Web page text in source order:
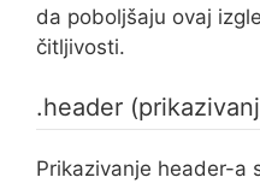
da poboljšaju ovaj
čitljivosti.
.header
Prikazivanje header-a